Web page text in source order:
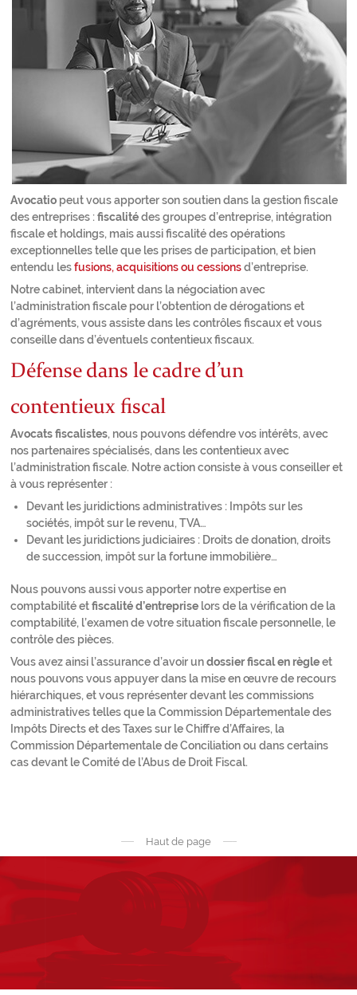
Avocatio peut vous apporter son soutien dans la gestion fiscale
des entreprises :fiscalitédes groupes d’entreprise, intégration
fiscale et holdings, mais aussi fiscalité des opérations
exceptionnelles telle que les prises de participation, et bien
entendu lesfusions, acquisitions ou cessionsd’entreprise.
Notre cabinet, intervient dans la négociation avec
l’administration fiscale pour l’obtention de dérogations et
d’agréments, vous assiste dans les contrôles fiscaux et vous
conseille dans d’éventuels contentieux fiscaux.
Défense dans le cadre d’un
contentieux fiscal
Avocats fiscalistes, nous pouvons défendre vos intérêts, avec
nos partenaires spécialisés, dans les contentieux avec
l’administration fiscale. Notre action consiste à vous conseiller et
à vous représenter :
Devant les juridictions administratives : Impôts sur les
sociétés, impôt sur le revenu, TVA…
Devant les juridictions judiciaires : Droits de donation, droits
de succession, impôt sur la fortune immobilière…
Nous pouvons aussi vous apporter notre expertise en
comptabilité etfiscalité d’entreprise lors de la vérification de la
comptabilité, l’examen de votre situation fiscale personnelle, le
contrôle des pièces.
Vous avez ainsi l’assurance d’avoir undossier fiscal en règleet
nous pouvons vous appuyer dans la mise en œuvre de recours
hiérarchiques, et vous représenter devant les commissions
administratives telles que la Commission Départementale des
Impôts Directs et des Taxes sur le Chiffre d’Affaires, la
Commission Départementale de Conciliation ou dans certains
cas devant le Comité de l’Abus de Droit Fiscal.
Haut de page